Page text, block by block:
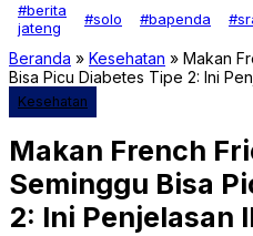
Business
Internasional
Kesehatan
Kuliner
Lifestyle
Nasional
Sains
Teknologi
Travel
#berita
jateng
#solo #bapenda
Beranda » Kesehatan » Makan
Bisa Picu Diabetes Tipe 2: Ini
Kesehatan
Makan French
Seminggu Bisa
2: Ini Penjelasan